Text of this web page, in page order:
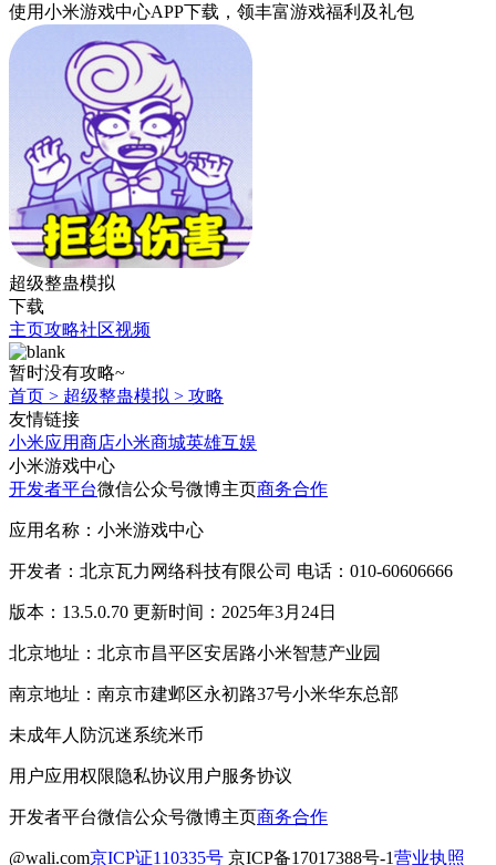
使用小米游戏中心APP下载 ，领丰富游戏福利 及礼包
超级整蛊模拟
下载
主页攻略社区视频
暂时没有攻略~
首页 > 超级整蛊模拟 > 攻略
友情链接
小米应用商店小米商城英雄互娱
小米游戏中心
开发者平台微信公众号微博主页商务合作
应用名称：小米游戏中心
开发者：北京瓦力网络科技有限公司 电话：010-60606666
版本：13.5.0.70 更新时间：2025年3月24日
北京地址：北京市昌平区安居路小米智慧产业园
南京地址：南京市建邺区永初路37号小米华东总部
未成年人防沉迷系统米币
用户应用权限隐私协议用户服务协议
开发者平台微信公众号微博主页商务合作
@wali.com京ICP证110335号 京ICP备17017388号-1营业执照